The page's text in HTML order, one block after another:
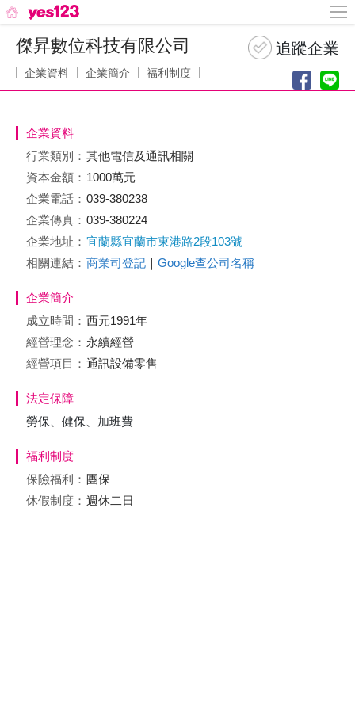
傑昇數位科技有限公司
企業資料 企業簡介 福利制度
企業資料
行業類別： 其他電信及通訊相關
資本金額： 1000萬元
企業電話： 039-380238
企業傳真： 039-380224
企業地址： 宜蘭縣宜蘭市東港路2段103號
相關連結： 商業司登記 ｜ Google查公司名稱
企業簡介
成立時間： 西元1991年
經營理念： 永續經營
經營項目： 通訊設備零售
法定保障
勞保、健保、加班費
福利制度
保險福利： 團保
休假制度： 週休二日